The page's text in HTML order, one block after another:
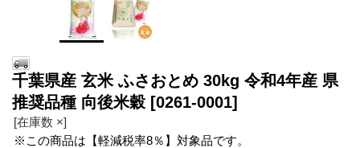
千葉県産 玄米 ふさおとめ 30kg 令和4年産 県
推奨品種 向後米穀 [0261-0001]
[在庫数 ×]
※この商品は【軽減税率8％】対象品です。